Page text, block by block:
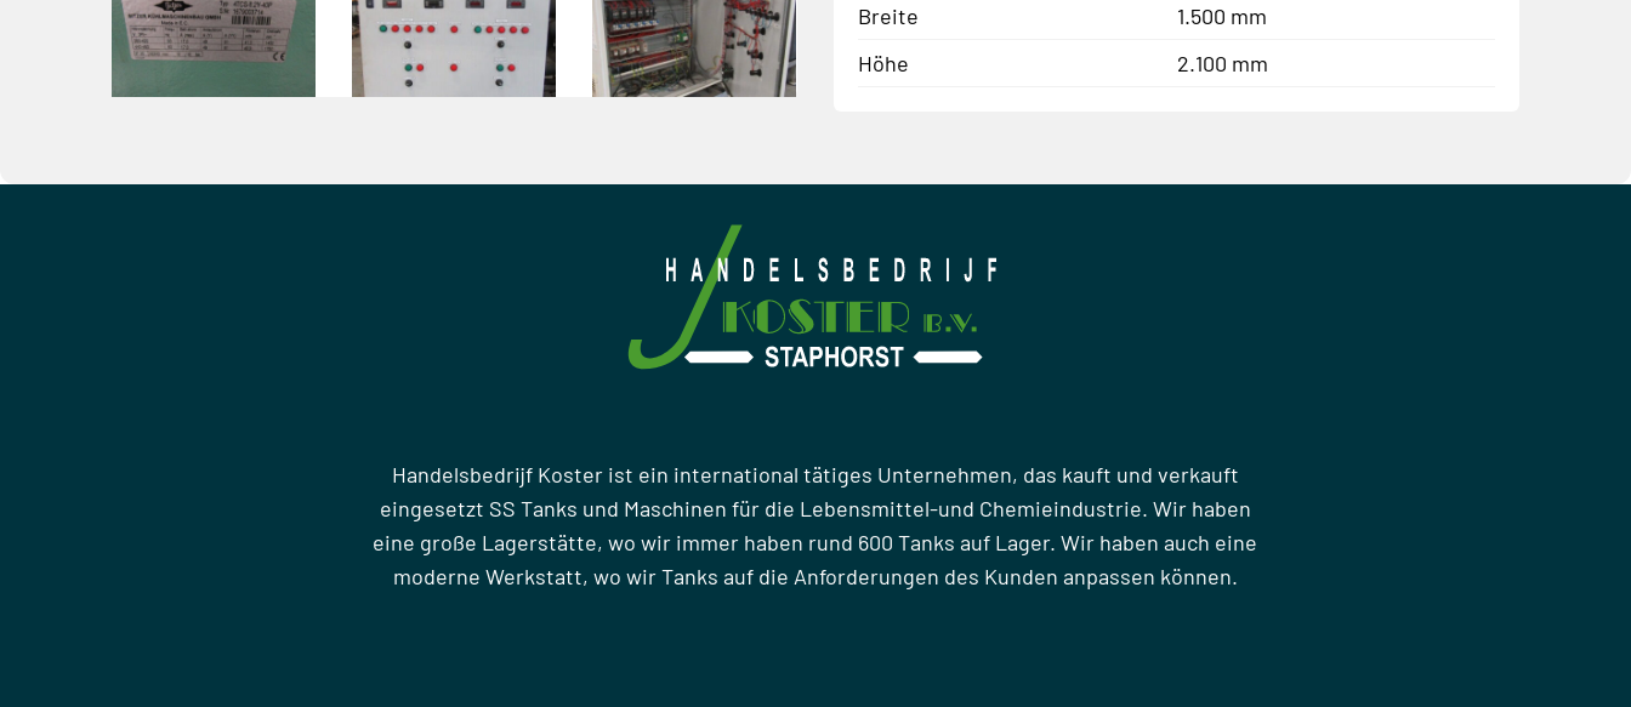
Breite
1.500 mm
Höhe
2.100 mm
Handelsbedrijf Koster ist ein international tätiges Unternehmen, das kauft und verkauft
eingesetzt SS Tanks und Maschinen für die Lebensmittel-und Chemieindustrie. Wir haben
eine große Lagerstätte, wo wir immer haben rund 600 Tanks auf Lager. Wir haben auch eine
moderne Werkstatt, wo wir Tanks auf die Anforderungen des Kunden anpassen können.